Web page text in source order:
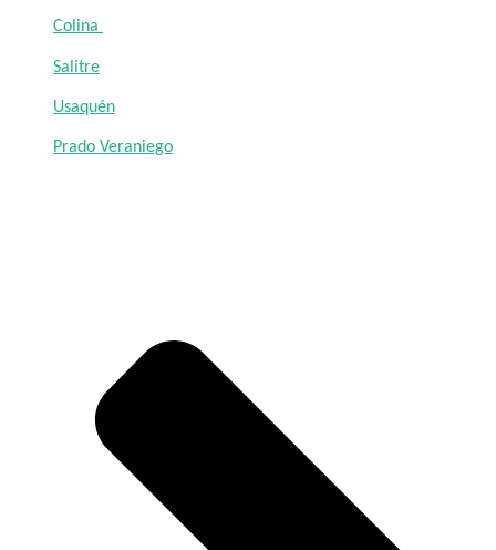
Colina
Salitre
Usaquén
Prado Veraniego